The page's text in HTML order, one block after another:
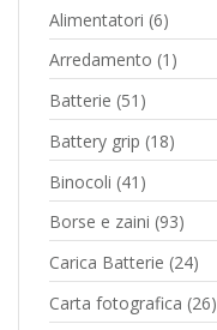
Alimentatori (6)
Arredamento (1)
Batterie (51)
Battery grip (18)
Binocoli (41)
Borse e zaini (93)
Carica Batterie (24)
Carta fotografica (26)